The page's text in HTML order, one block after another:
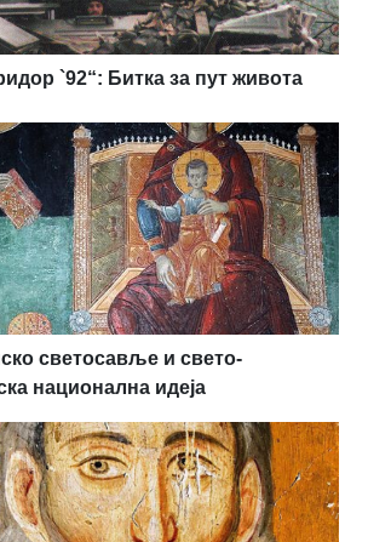
`92“: Битка за пут живота
светосавље и свето-
национална идеја